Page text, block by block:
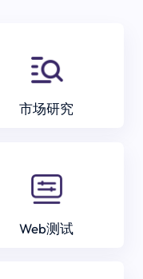
市场研究
Web测试